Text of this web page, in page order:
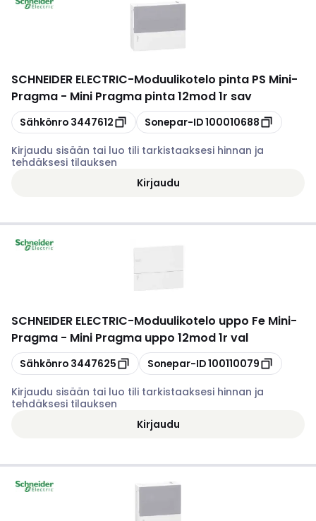
SCHNEIDER ELECTRIC-Moduulikotelo pinta PS Mini-
Pragma - Mini Pragma pinta 12mod 1r sav
Kopioi
Sähkönro 3447612 Kopioi
Sonepar-ID100010688
Kirjaudu sisään tai luo tili tarkistaaksesi hinnan ja
tehdäksesi tilauksen
Kirjaudu
SCHNEIDER ELECTRIC-Moduulikotelo uppo Fe Mini-
Pragma - Mini Pragma uppo 12mod 1r val
Kopioi
Sähkönro 3447625 Kopioi
Sonepar-ID100110079
Kirjaudu sisään tai luo tili tarkistaaksesi hinnan ja
tehdäksesi tilauksen
Kirjaudu